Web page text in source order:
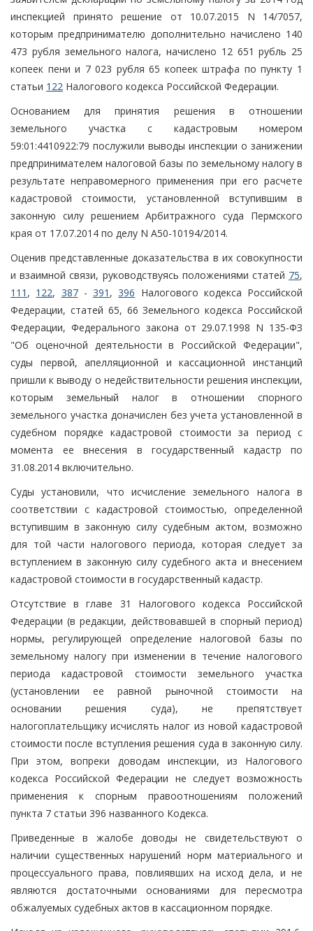
инспекцией принято решение от 10.07.2015 N 14/7057,
которым предпринимателю дополнительно начислено 140
473 рубля земельного налога, начислено 12 651 рубль 25
копеек пени и 7 023 рубля 65 копеек штрафа по пункту 1
статьи 122 Налогового кодекса Российской Федерации.
Основанием для принятия решения в отношении
земельного участка с кадастровым номером
59:01:4410922:79 послужили выводы инспекции о занижении
предпринимателем налоговой базы по земельному налогу в
результате неправомерного применения при его расчете
кадастровой стоимости, установленной вступившим в
законную силу решением Арбитражного суда Пермского
края от 17.07.2014 по делу N А50-10194/2014.
Оценив представленные доказательства в их совокупности
и взаимной связи, руководствуясь положениями статей 75,
111 , 122, 387- 391 ,396 Налогового кодекса Российской
Федерации, статей 65, 66 Земельного кодекса Российской
Федерации, Федерального закона от 29.07.1998 N 135-ФЗ
"Об оценочной деятельности в Российской Федерации",
суды первой, апелляционной и кассационной инстанций
пришли к выводу о недействительности решения инспекции,
которым земельный налог в отношении спорного
земельного участка доначислен без учета установленной в
судебном порядке кадастровой стоимости за период с
момента ее внесения в государственный кадастр по
31.08.2014 включительно.
Суды установили, что исчисление земельного налога в
соответствии с кадастровой стоимостью, определенной
вступившим в законную силу судебным актом, возможно
для той части налогового периода, которая следует за
вступлением в законную силу судебного акта и внесением
кадастровой стоимости в государственный кадастр.
Отсутствие в главе 31 Налогового кодекса Российской
Федерации (в редакции, действовавшей в спорный период)
нормы, регулирующей определение налоговой базы по
земельному налогу при изменении в течение налогового
периода кадастровой стоимости земельного участка
(установлении ее равной рыночной стоимости на
основании решения суда), не препятствует
налогоплательщику исчислять налог из новой кадастровой
стоимости после вступления решения суда в законную силу.
При этом, вопреки доводам инспекции, из Налогового
кодекса Российской Федерации не следует возможность
применения к спорным правоотношениям положений
пункта 7 статьи 396 названного Кодекса.
Приведенные в жалобе доводы не свидетельствуют о
наличии существенных нарушений норм материального и
процессуального права, повлиявших на исход дела, и не
являются достаточными основаниями для пересмотра
обжалуемых судебных актов в кассационном порядке.